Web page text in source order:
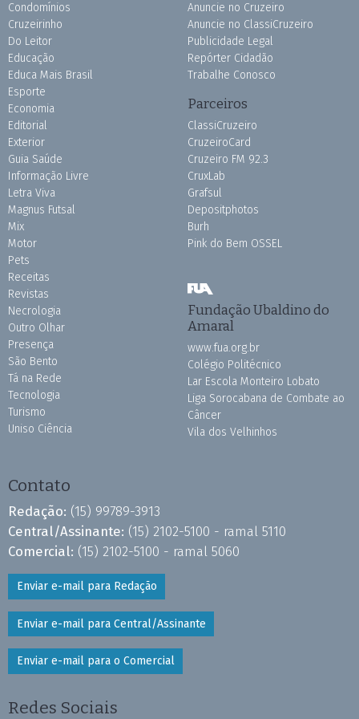
Condomínios
Cruzeirinho
Do Leitor
Educação
Educa Mais Brasil
Esporte
Economia
Editorial
Exterior
Guia Saúde
Informação Livre
Letra Viva
Magnus Futsal
Mix
Motor
Pets
Receitas
Revistas
Necrologia
Outro Olhar
Presença
São Bento
Tá na Rede
Tecnologia
Turismo
Uniso Ciência
Anuncie no Cruzeiro
Anuncie no ClassiCruzeiro
Publicidade Legal
Repórter Cidadão
Trabalhe Conosco
Parceiros
ClassiCruzeiro
CruzeiroCard
Cruzeiro FM 92.3
CruxLab
Grafsul
Depositphotos
Burh
Pink do Bem OSSEL
Fundação Ubaldino do
Amaral
www.fua.org.br
Colégio Politécnico
Lar Escola Monteiro Lobato
Liga Sorocabana de Combate ao
Câncer
Vila dos Velhinhos
Contato
Redação: (15) 99789-3913
Central/Assinante: (15) 2102-5100 - ramal 5110
Comercial: (15) 2102-5100 - ramal 5060
Enviar e-mail para Redação
Enviar e-mail para Central/Assinante
Enviar e-mail para o Comercial
Redes Sociais